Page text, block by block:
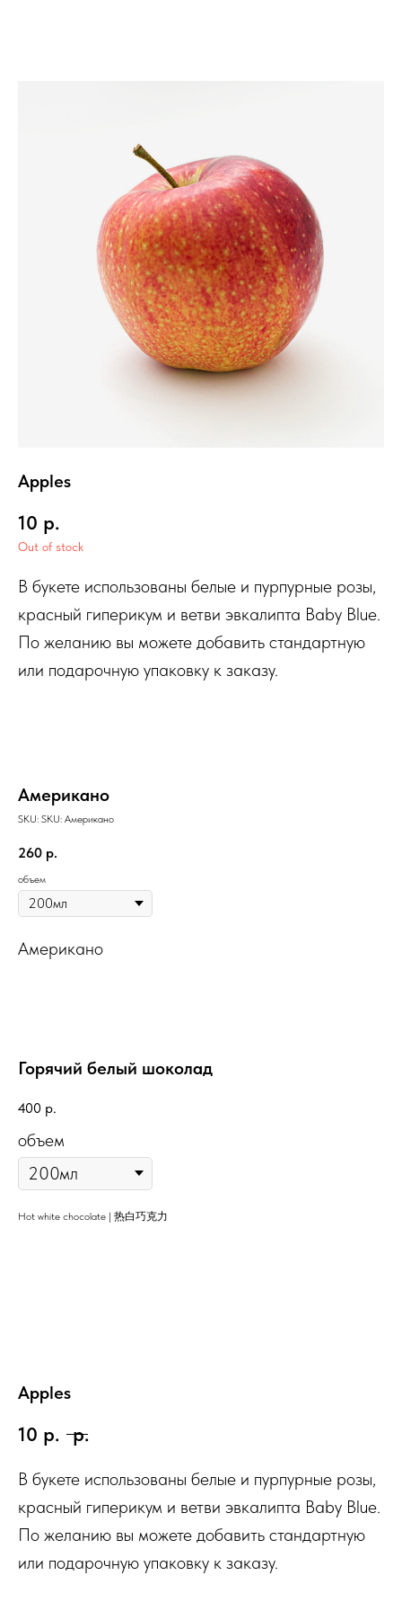
Apples
10 р.
Out of stock
В букете использованы белые и пурпурные розы,
красный гиперикум и ветви эвкалипта Baby Blue.
По желанию вы можете добавить стандартную
или подарочную упаковку к заказу.
Американо
SKU: SKU: Американо
260 р.
объем
Американо
Горячий белый шоколад
400 р.
объем
Hot white chocolate | 热白巧克力
Apples
10 р. р.
В букете использованы белые и пурпурные розы,
красный гиперикум и ветви эвкалипта Baby Blue.
По желанию вы можете добавить стандартную
или подарочную упаковку к заказу.